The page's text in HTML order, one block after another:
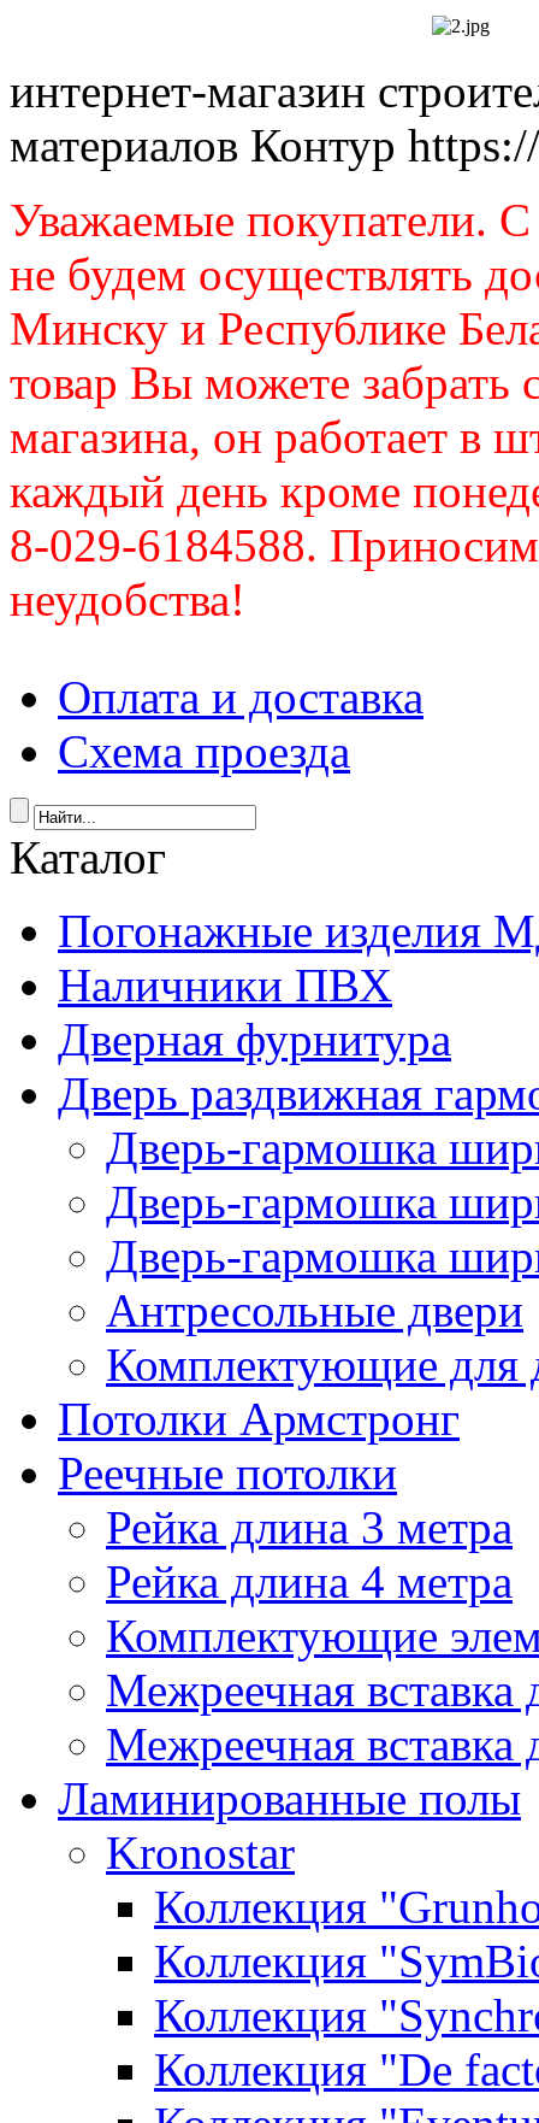
интернет-магазин
материалов Контур
Уважаемые покупатели.
не будем осуществлять
Минску и Республике
товар Вы можете забрать
магазина, он работает в
каждый день кроме
8-029-6184588. Приносим
неудобства!
Оплата и доставка
Схема проезда
Каталог
Погонажные изделия
Наличники ПВХ
Дверная фурнитура
Дверь раздвижная
Дверь-гармошка
Дверь-гармошка
Дверь-гармошка
Антресольные двери
Комплектующие для
Потолки Армстронг
Реечные потолки
Рейка длина 3 метра
Рейка длина 4 метра
Комплектующие
Межреечная вставка
Межреечная вставка
Ламинированные полы
Kronostar
Коллекция
Коллекция
Коллекция
Коллекция "De